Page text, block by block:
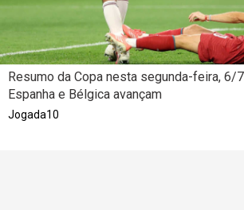
Resumo da Copa nesta segunda-feira, 6/
Espanha e Bélgica avançam
Jogada10